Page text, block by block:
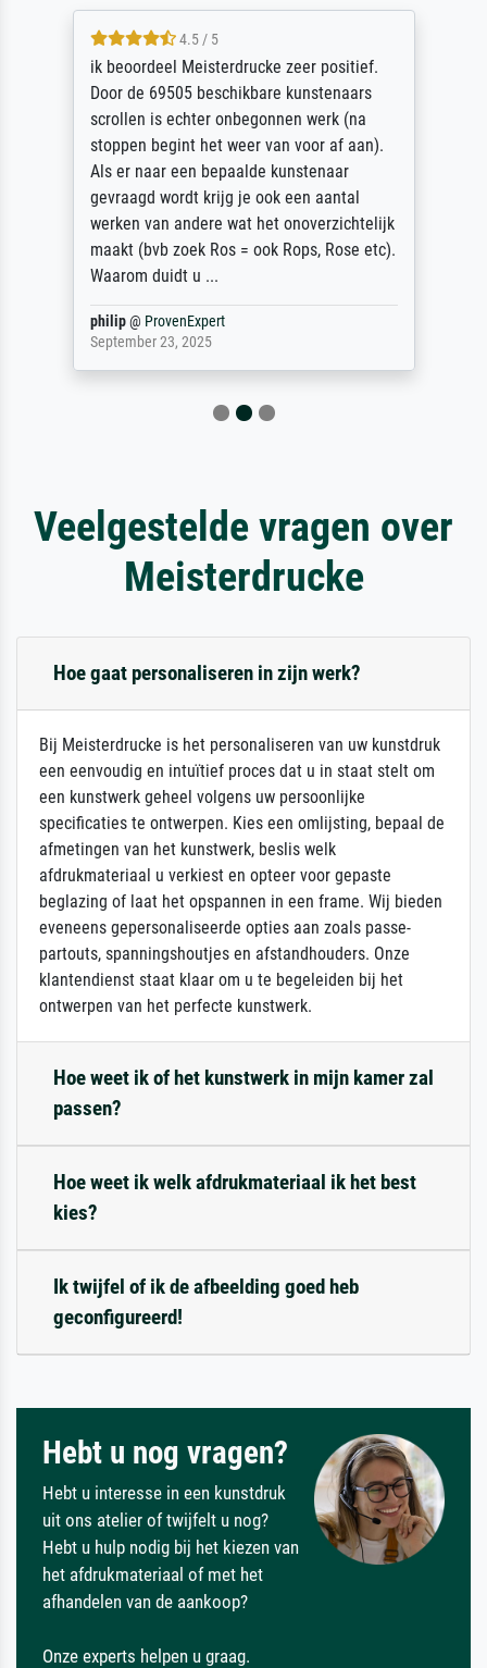
4.5 / 5
ik beoordeel Meisterdrucke zeer positief.
Door de 69505 beschikbare kunstenaars
scrollen is echter onbegonnen werk (na
stoppen begint het weer van voor af aan).
Als er naar een bepaalde kunstenaar
gevraagd wordt krijg je ook een aantal
werken van andere wat het onoverzichtelijk
maakt (bvb zoek Ros = ook Rops, Rose etc).
Waarom duidt u ...
philip@ ProvenExpert
September 23, 2025
Veelgestelde vragen over
Meisterdrucke
Hoe gaat personaliseren in zijn werk?
Bij Meisterdrucke is het personaliseren van uw kunstdruk
een eenvoudig en intuïtief proces dat u in staat stelt om
een kunstwerk geheel volgens uw persoonlijke
specificaties te ontwerpen. Kies een omlijsting, bepaal de
afmetingen van het kunstwerk, beslis welk
afdrukmateriaal u verkiest en opteer voor gepaste
beglazing of laat het opspannen in een frame. Wij bieden
eveneens gepersonaliseerde opties aan zoals passe-
partouts, spanningshoutjes en afstandhouders. Onze
klantendienst staat klaar om u te begeleiden bij het
ontwerpen van het perfecte kunstwerk.
Hoe weet ik of het kunstwerk in mijn kamer zal
passen?
Hoe weet ik welk afdrukmateriaal ik het best
kies?
Ik twijfel of ik de afbeelding goed heb
geconfigureerd!
Hebt u nog vragen?
Hebt u interesse in een kunstdruk
uit ons atelier of twijfelt u nog?
Hebt u hulp nodig bij het kiezen van
het afdrukmateriaal of met het
afhandelen van de aankoop?
Onze experts helpen u graag.